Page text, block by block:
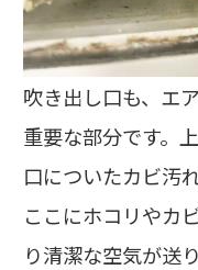
吹き出し口も、エ
重要な部分です。
口についたカビ汚れ
ここにホコリやカ
り清潔な空気が送